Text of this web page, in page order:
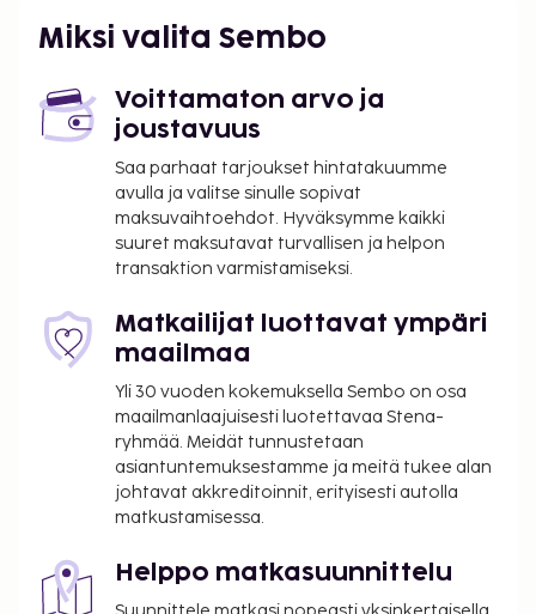
ulkouima-allas ja ulkotenniskenttä.
suoritettavat maksut. Maksuihin saattaa sisältyä
sovellettavat verot:
Kaupunki perii kaupunkiveron, joka maksetaan
majoituspaikassa. Veron määrä riippuu
kaudesta, eikä sitä välttämättä peritä ympäri
vuoden. Muita poikkeuksia tai alennuksia
saatetaan soveltaa. Lisätietoja saat ottamalla
varausvahvistuksessa olevia tietoja käyttäen.
Kaupungin perimä vero: 1.11.–31.3. välisenä aikana
0.00 EUR per henkilö per yö, korkeintaan 14
yöltä. Tätä veroa ei peritä alle 12 vuotta
vanhoilta lapsilta.
Kaupungin perimä vero: 1.4.–31.10. välisenä
aikana 1.50 EUR per henkilö, per yö,
korkeintaan 14 yöltä. Tätä veroa ei peritä alle 12
vuotta vanhoilta lapsilta.
Tässä on mainittu kaikki majoituspaikan meille
Miksi valita Sembo
Voittamaton arvo ja
joustavuus
Saa parhaat tarjoukset hintatakuumme
avulla ja valitse sinulle sopivat
maksuvaihtoehdot. Hyväksymme kaikki
suuret maksutavat turvallisen ja helpon
transaktion varmistamiseksi.
Matkailijat luottavat ympäri
maailmaa
Yli 30 vuoden kokemuksella Sembo on osa
maailmanlaajuisesti luotettavaa Stena-
ryhmää. Meidät tunnustetaan
asiantuntemuksestamme ja meitä tukee alan
johtavat akkreditoinnit, erityisesti autolla
matkustamisessa.
Helppo matkasuunnittelu